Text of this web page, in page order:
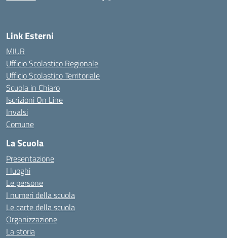
Link Esterni
MIUR
Ufficio Scolastico Regionale
Ufficio Scolastico Territoriale
Scuola in Chiaro
Iscrizioni On Line
Invalsi
Comune
La Scuola
Presentazione
I luoghi
Le persone
I numeri della scuola
Le carte della scuola
Organizzazione
La storia